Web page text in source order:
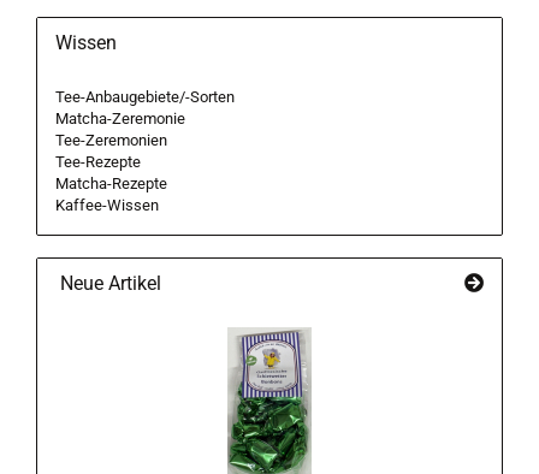
Wissen
Tee-Anbaugebiete/-Sorten
Matcha-Zeremonie
Tee-Zeremonien
Tee-Rezepte
Matcha-Rezepte
Kaffee-Wissen
Neue Artikel